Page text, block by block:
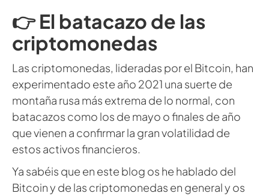
👉 El batacazo de las
criptomonedas
Las criptomonedas, lideradas por el Bitcoin, han
experimentado este año 2021 una suerte de
montaña rusa más extrema de lo normal, con
batacazos como los de mayo o finales de año
que vienen a confirmar la gran volatilidad de
estos activos financieros.
Ya sabéis que en este blog os he hablado del
Bitcoin y de las criptomonedas en general y os